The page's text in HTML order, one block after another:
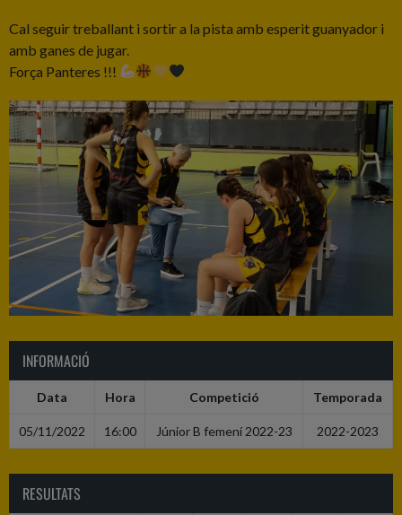
Cal seguir treballant i sortir a la pista amb esperit guanyador i
amb ganes de jugar.
Força Panteres !!!
INFORMACIÓ
Data Hora Competició Temporada
05/11/2022 16:00 Júnior B femení 2022-23 2022-2023
RESULTATS